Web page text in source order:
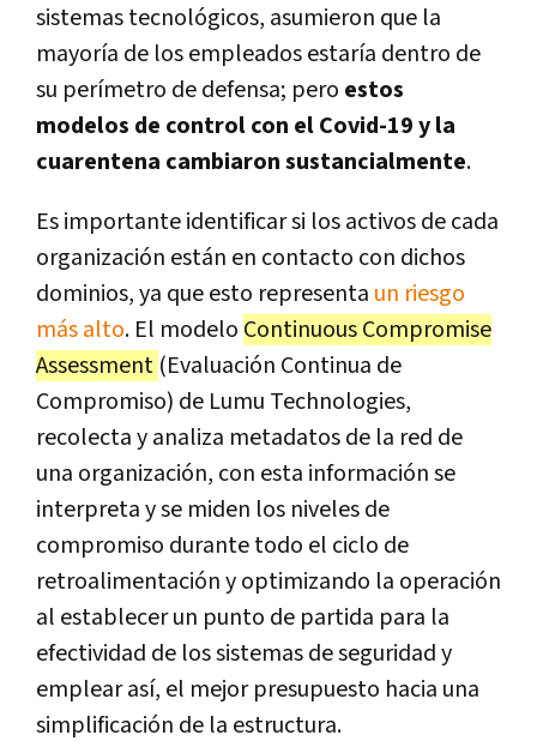
sistemas tecnológicos, asumieron que la
mayoría de los empleados estaría dentro de
su perímetro de defensa; pero estos
modelos de control con el Covid-19 y la
cuarentena cambiaron sustancialmente.
Es importante identificar si los activos de cada
organización están en contacto con dichos
dominios, ya que esto representa un riesgo
más alto. El modelo Continuous Compromise
Assessment (Evaluación Continua de
Compromiso) de Lumu Technologies,
recolecta y analiza metadatos de la red de
una organización, con esta información se
interpreta y se miden los niveles de
compromiso durante todo el ciclo de
retroalimentación y optimizando la operación
al establecer un punto de partida para la
efectividad de los sistemas de seguridad y
emplear así, el mejor presupuesto hacia una
simplificación de la estructura.